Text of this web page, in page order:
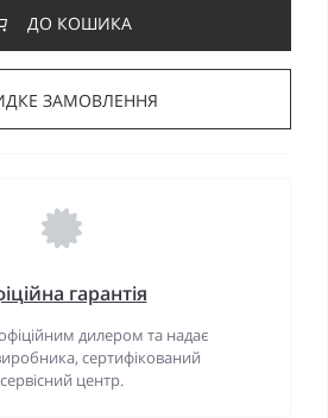
ДО КОШИКА
ЗАМОВЛЕННЯ
гарантія
дилером та надає
сертифікований
сервісний центр.